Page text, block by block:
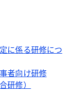
に係る研修につ
者向け研修
研修）